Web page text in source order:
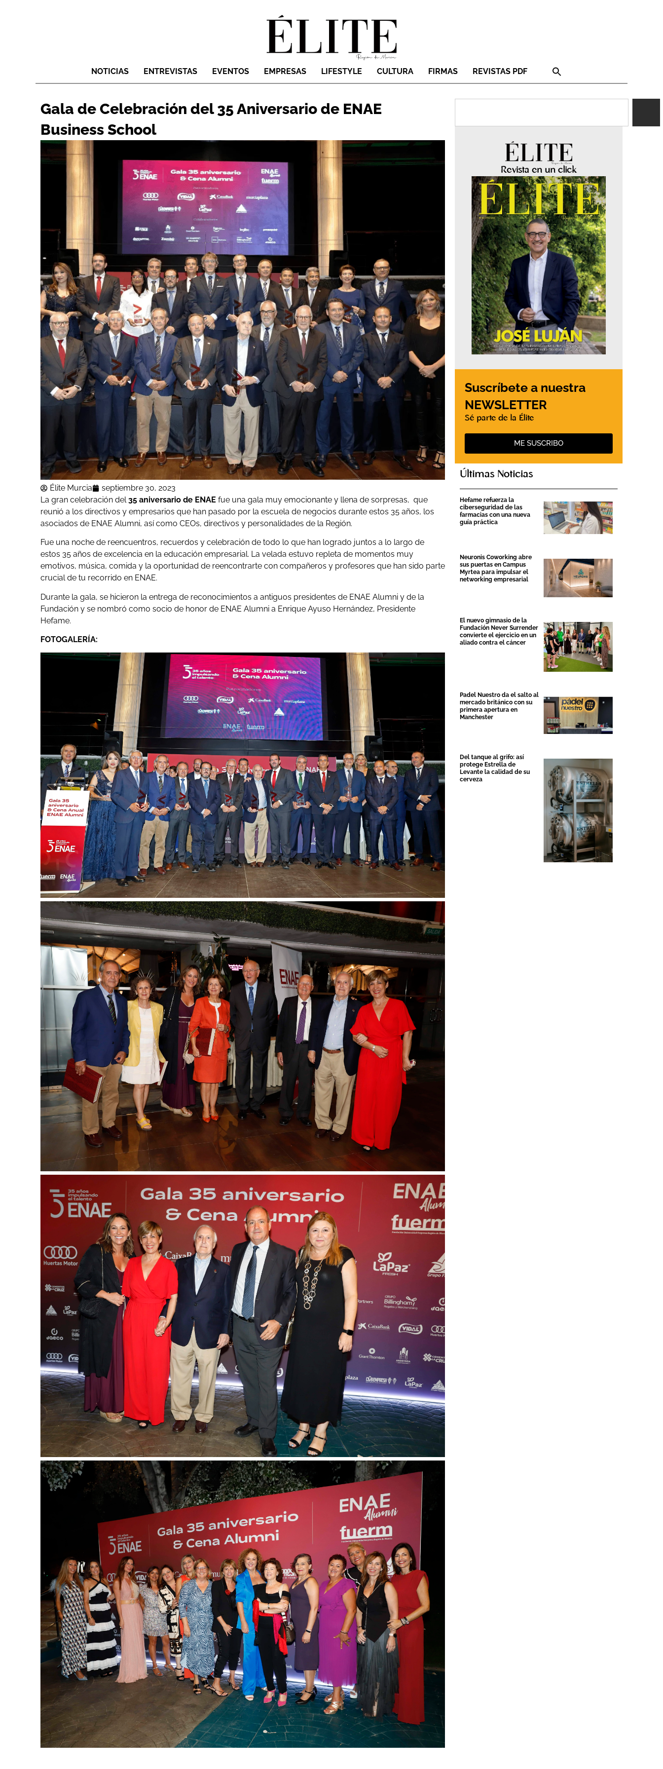
NOTICIAS ENTREVISTAS EVENTOS EMPRESAS LIFESTYLE CULTURA FIRMAS REVISTAS PDF
Gala de Celebración del 35 Aniversario de ENAE
Business School
Élite Murcia
septiembre 30, 2023
La gran celebración del35 aniversario de ENAE fue una gala muy emocionante y llena de sorpresas, que
reunió a los directivos y empresarios que han pasado por la escuela de negocios durante estos 35 años, los
asociados de ENAE Alumni, así como CEOs, directivos y personalidades de la Región.
Fue una noche de reencuentros, recuerdos y celebración de todo lo que han logrado juntos a lo largo de
estos 35 años de excelencia en la educación empresarial. La velada estuvo repleta de momentos muy
emotivos, música, comida y la oportunidad de reencontrarte con compañeros y profesores que han sido parte
crucial de tu recorrido en ENAE.
Durante la gala, se hicieron la entrega de reconocimientos a antiguos presidentes de ENAE Alumni y de la
Fundación y se nombró como socio de honor de ENAE Alumni a Enrique Ayuso Hernández, Presidente
Hefame.
FOTOGALERÍA:
Revista en un click
Suscríbete a nuestra
NEWSLETTER
Sé parte de la Élite
ME SUSCRIBO
Últimas Noticias
Hefame refuerza la
ciberseguridad de las
farmacias con una nueva
guía práctica
Neuronis Coworking abre
sus puertas en Campus
Myrtea para impulsar el
networking empresarial
El nuevo gimnasio de la
Fundación Never Surrender
convierte el ejercicio en un
aliado contra el cáncer
Padel Nuestro da el salto al
mercado británico con su
primera apertura en
Manchester
Del tanque al grifo: así
protege Estrella de
Levante la calidad de su
cerveza